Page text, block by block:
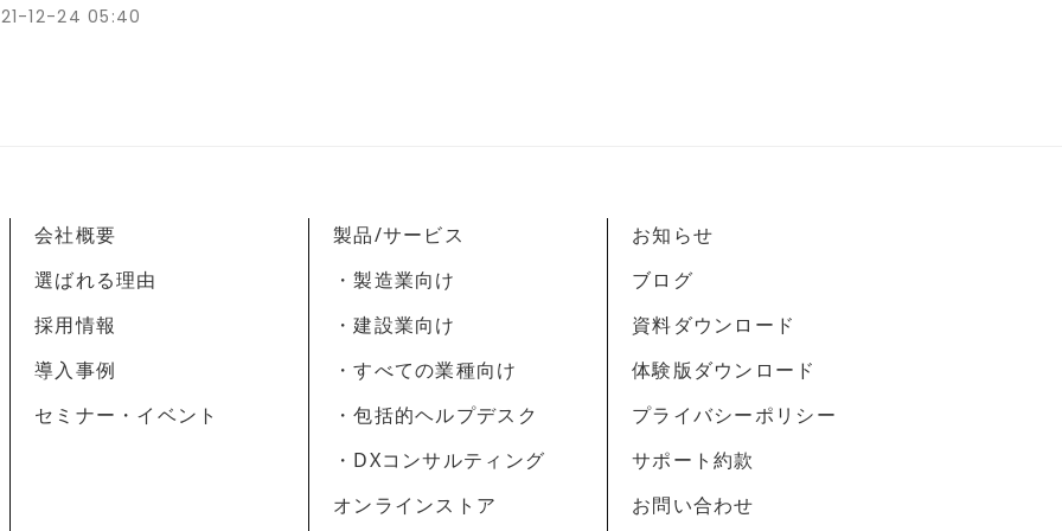
12-24 05:40
会社概要
選ばれる理由
採用情報
導入事例
セミナー・イベント
製品/サービス
・製造業向け
・建設業向け
・すべての業種向け
・包括的ヘルプデスク
・DXコンサルティング
オンラインストア
お知らせ
ブログ
資料ダウンロード
体験版ダウンロード
プライバシーポリシー
サポート約款
お問い合わせ